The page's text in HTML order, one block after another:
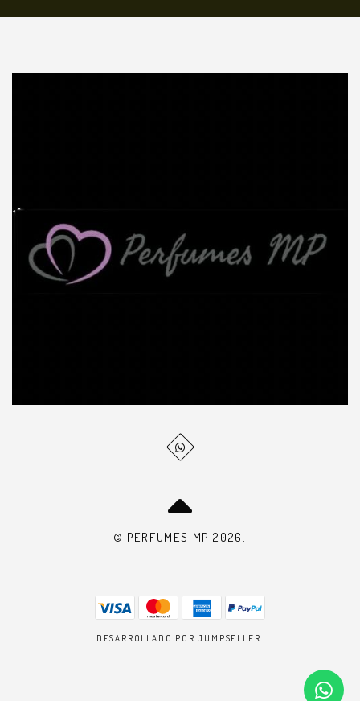
© PERFUMES MP 2026.
DESARROLLADO POR JUMPSELLER.